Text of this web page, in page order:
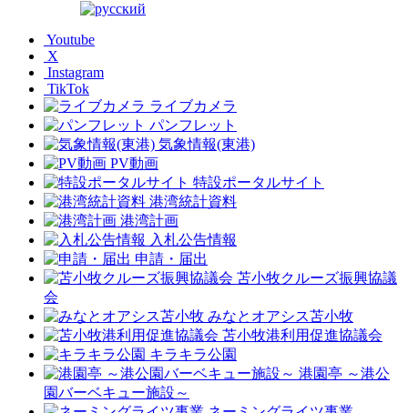
Youtube
X
Instagram
TikTok
ライブカメラ
パンフレット
気象情報(東港)
PV動画
特設ポータルサイト
港湾統計資料
港湾計画
入札公告情報
申請・届出
苫小牧クルーズ振興協議
会
みなとオアシス苫小牧
苫小牧港利用促進協議会
キラキラ公園
港園亭 ～港公
園バーベキュー施設～